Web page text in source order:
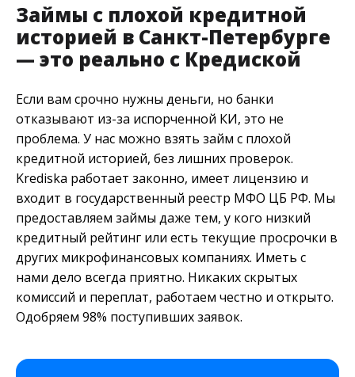
Займы с плохой кредитной
историей в Санкт-Петербурге
— это реально с Кредиской
Если вам срочно нужны деньги, но банки
отказывают из-за испорченной КИ, это не
проблема. У нас можно взять займ с плохой
кредитной историей, без лишних проверок.
Krediska работает законно, имеет лицензию и
входит в государственный реестр МФО ЦБ РФ. Мы
предоставляем займы даже тем, у кого низкий
кредитный рейтинг или есть текущие просрочки в
других микрофинансовых компаниях. Иметь с
нами дело всегда приятно. Никаких скрытых
комиссий и переплат, работаем честно и открыто.
Одобряем 98% поступивших заявок.